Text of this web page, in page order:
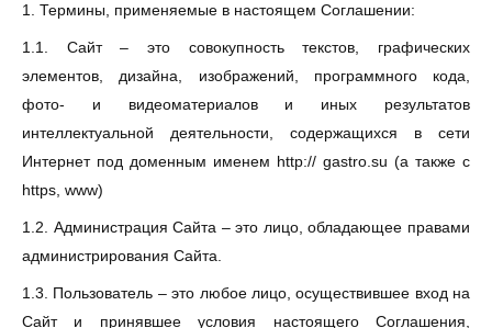
1. Термины, применяемые в настоящем Соглашении:
1.1. Сайт – это совокупность текстов, графических
элементов, дизайна, изображений, программного кода,
фото- и видеоматериалов и иных результатов
интеллектуальной деятельности, содержащихся в сети
Интернет под доменным именем http:// gastro.su (а также с
https, www)
1.2. Администрация Сайта – это лицо, обладающее правами
администрирования Сайта.
1.3. Пользователь – это любое лицо, осуществившее вход на
Сайт и принявшее условия настоящего Соглашения,